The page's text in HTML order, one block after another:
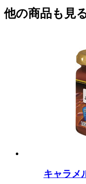
他の商品も見
キャラメ